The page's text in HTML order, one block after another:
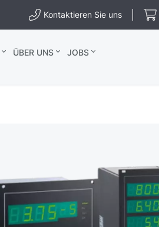
Kontaktieren Sie uns
ÜBER UNS
JOBS